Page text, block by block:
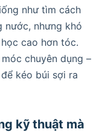
như tìm cách
nước, nhưng khó
cao hơn tóc.
chuyên dụng –
kéo búi sợi ra
kỹ thuật mà